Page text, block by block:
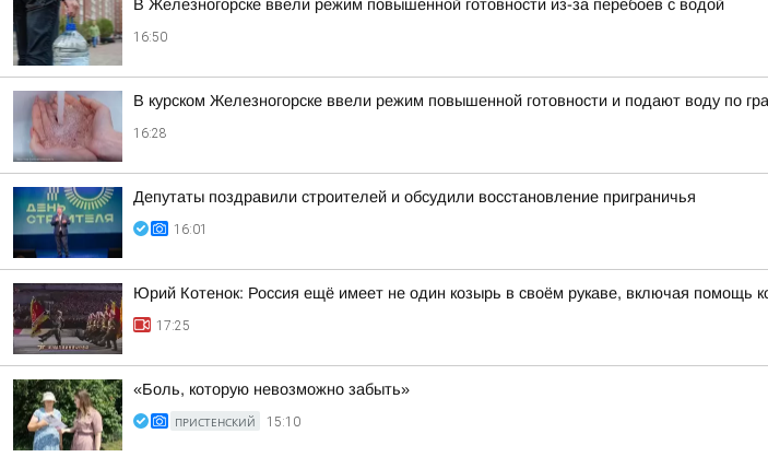
В Железногорске ввели режим повышенной готовности из-за перебоев с водой
16:50
В курском Железногорске ввели режим повышенной готовности и подают воду по
16:28
Депутаты поздравили строителей и обсудили восстановление приграничья
16:01
Юрий Котенок: Россия ещё имеет не один козырь в своём рукаве, включая помощь
17:25
«Боль, которую невозможно забыть»
ПРИСТЕНСКИЙ 15:10